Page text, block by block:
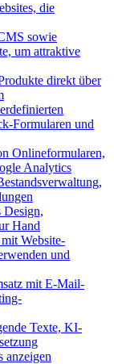
die
sowie
um attraktive
direkt über
Formularen und
Onlineformularen,
Analytics
Design,
Hand
Website-
und
mit E-Mail-
Texte, KI-
anzeigen